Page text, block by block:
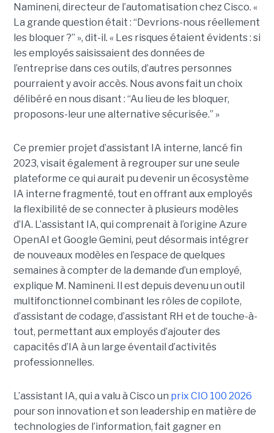
Namineni, directeur de l’automatisation chez Cisco. «
La grande question était : “Devrions-nous réellement
les bloquer ?” », dit-il. « Les risques étaient évidents : si
les employés saisissaient des données de
l’entreprise dans ces outils, d’autres personnes
pourraient y avoir accès. Nous avons fait un choix
délibéré en nous disant : “Au lieu de les bloquer,
proposons-leur une alternative sécurisée.” »
Ce premier projet d’assistant IA interne, lancé fin
2023, visait également à regrouper sur une seule
plateforme ce qui aurait pu devenir un écosystème
IA interne fragmenté, tout en offrant aux employés
la flexibilité de se connecter à plusieurs modèles
d’IA. L’assistant IA, qui comprenait à l’origine Azure
OpenAI et Google Gemini, peut désormais intégrer
de nouveaux modèles en l’espace de quelques
semaines à compter de la demande d’un employé,
explique M. Namineni. Il est depuis devenu un outil
multifonctionnel combinant les rôles de copilote,
d’assistant de codage, d’assistant RH et de touche-à-
tout, permettant aux employés d’ajouter des
capacités d’IA à un large éventail d’activités
professionnelles.
L’assistant IA, qui a valu à Cisco un prix CIO 100 2026
pour son innovation et son leadership en matière de
technologies de l’information, fait gagner en